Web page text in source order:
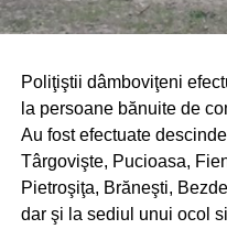
Poliţiştii dâmboviţeni
la persoane bănuite de
Au fost efectuate
Târgovişte, Pucioasa,
Pietroşiţa, Brăneşti,
dar şi la sediul unui ocol